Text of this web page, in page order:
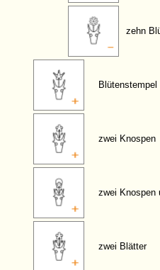
zehn
Blütenstempel
zwei Knospen
zwei Knospen
zwei Blätter